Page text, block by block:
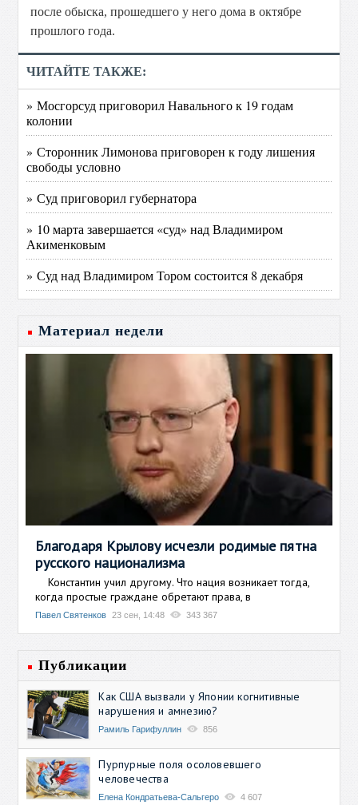
после обыска, прошедшего у него дома в октябре
прошлого года.
ЧИТАЙТЕ ТАКЖЕ:
» Мосгорсуд приговорил Навального к 19 годам
колонии
» Сторонник Лимонова приговорен к году лишения
свободы условно
» Суд приговорил губернатора
» 10 марта завершается «суд» над Владимиром
Акименковым
» Суд над Владимиром Тором состоится 8 декабря
Материал недели
Благодаря Крылову исчезли родимые пятна
русского национализма
Константин учил другому. Что нация возникает тогда,
когда простые граждане обретают права, в
Павел Святенков 23 сен, 14:48 343 367
Публикации
Как США вызвали у Японии когнитивные
нарушения и амнезию?
Рамиль Гарифуллин 856
Пурпурные поля осоловевшего
человечества
Елена Кондратьева-Сальгеро 4 607